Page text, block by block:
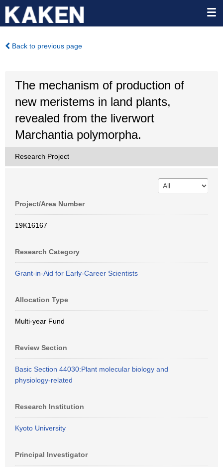
Back to previous page
The mechanism of production of
new meristems in land plants,
revealed from the liverwort
Marchantia polymorpha.
Research Project
Project/Area Number
19K16167
Research Category
Grant-in-Aid for Early-Career Scientists
Allocation Type
Multi-year Fund
Review Section
Basic Section 44030:Plant molecular biology and
physiology-related
Research Institution
Kyoto University
Principal Investigator